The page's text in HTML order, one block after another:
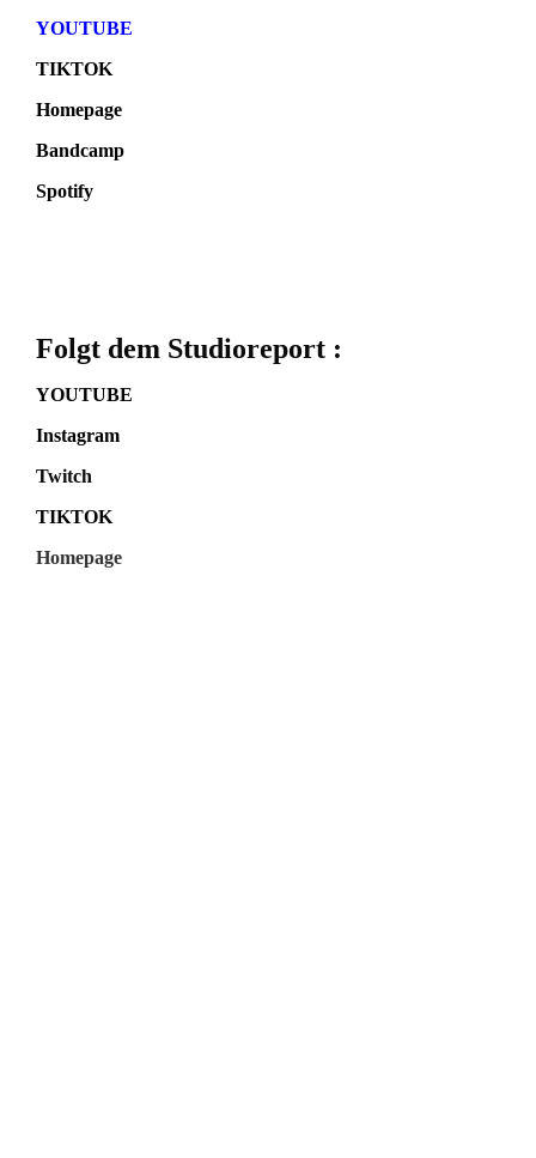
YOUTUBE
TIKTOK
Homepage
Bandcamp
Spotify
Folgt dem Studioreport :
YOUTUBE
Instagram
Twitch
TIKTOK
Homepage